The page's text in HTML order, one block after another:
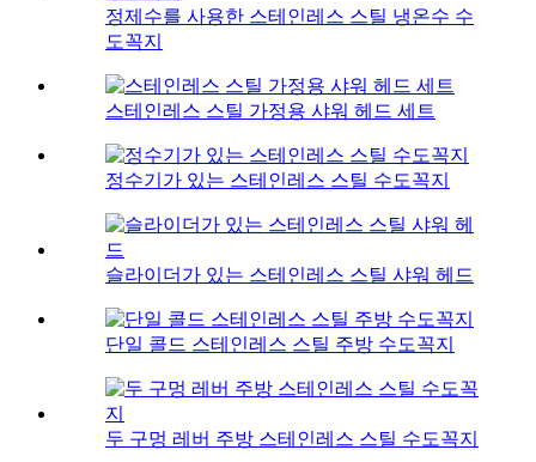
정제수를 사용한 스테인레스 스틸 냉온수 수
도꼭지
스테인레스 스틸 가정용 샤워 헤드 세트
정수기가 있는 스테인레스 스틸 수도꼭지
슬라이더가 있는 스테인레스 스틸 샤워 헤드
단일 콜드 스테인레스 스틸 주방 수도꼭지
두 구멍 레버 주방 스테인레스 스틸 수도꼭지